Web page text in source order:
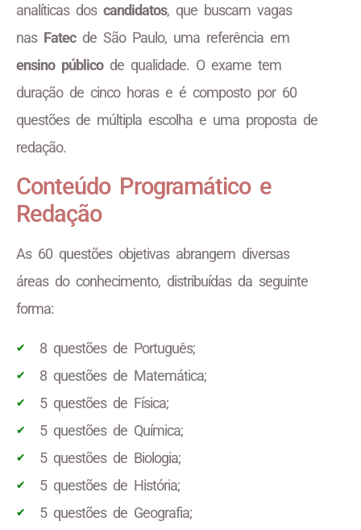
analíticas dos candidatos, que buscam vagas
nas Fatecde São Paulo, uma referência em
ensino públicode qualidade. O exame tem
duração de cinco horas e é composto por 60
questões de múltipla escolha e uma proposta de
redação.
Conteúdo Programático e
Redação
As 60 questões objetivas abrangem diversas
áreas do conhecimento, distribuídas da seguinte
forma:
8 questões de Português;
8 questões de Matemática;
5 questões de Física;
5 questões de Química;
5 questões de Biologia;
5 questões de História;
5 questões de Geografia;